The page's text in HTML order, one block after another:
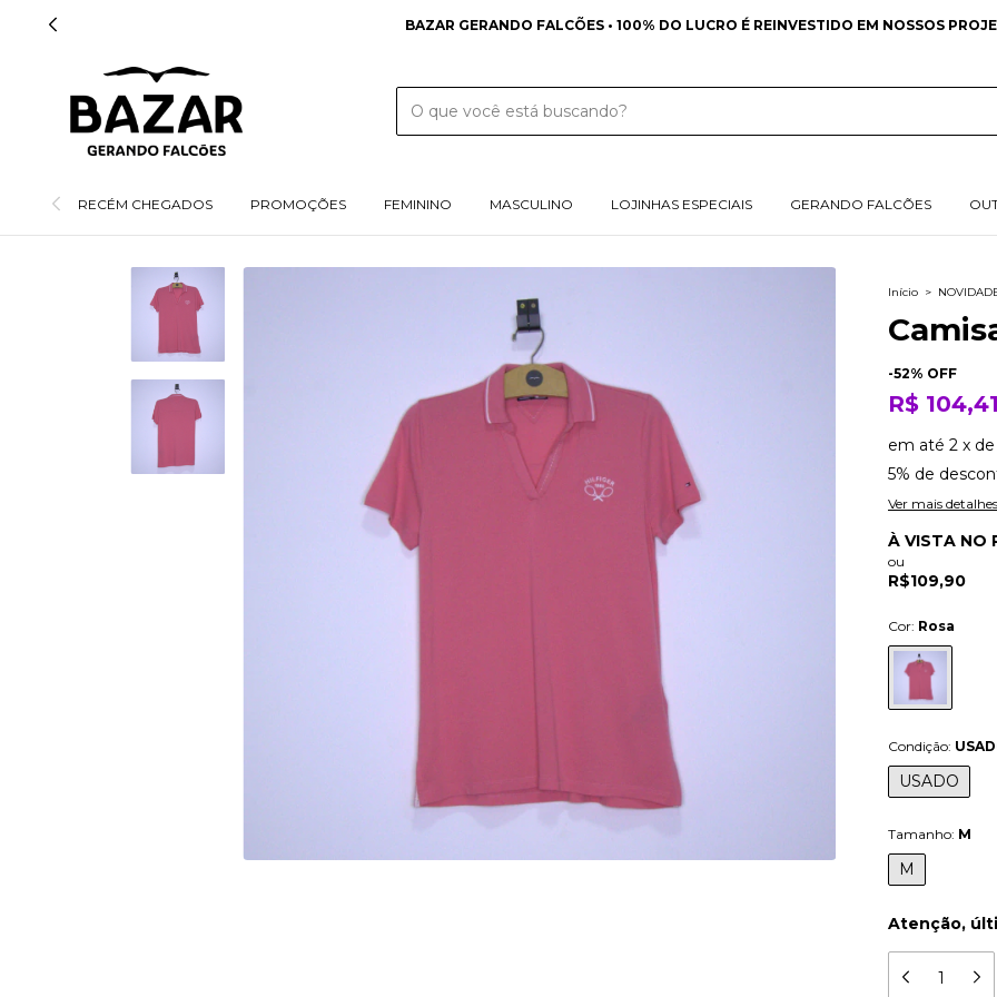
BAZAR GERANDO FALCÕES • 100% DO LUCRO É REINVESTIDO EM NOSSOS
RECÉM CHEGADOS PROMOÇÕES FEMININO MASCULINO LOJINHAS ESPECIAIS GERANDO FALCÕES
Início >
-52% OFF
R$ 104,41
em até 2 x de
5% de
Ver mais detalhes
À VISTA NO
ou
R$109,90
Cor: Rosa
Condição:
USADO
Tamanho: M
M
Atenção,